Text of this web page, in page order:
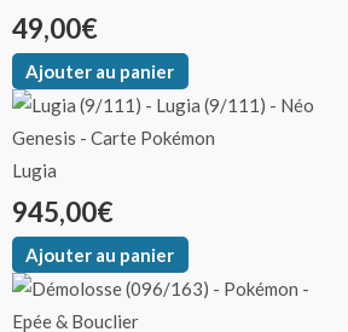
49,00€
Ajouter au panier
Lugia
945,00€
Ajouter au panier